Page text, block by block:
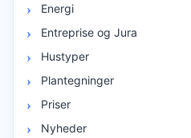
Energi
Entreprise og Jura
Hustyper
Plantegninger
Priser
Nyheder